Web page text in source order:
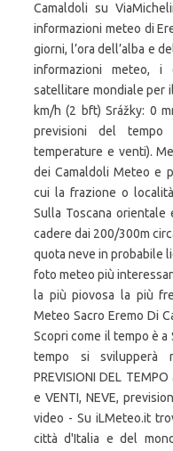
Camaldoli su
informazioni meteo di
giorni, l’ora dell’alba e
informazioni meteo, i
satellitare mondiale per
km/h (2 bft) Srážky: 0
previsioni del tempo
temperature e venti).
dei Camaldoli Meteo e
cui la frazione o
Sulla Toscana
cadere dai 200/300m
quota neve in probabile
foto meteo più
la più piovosa la più
Meteo Sacro Eremo Di
Scopri come il tempo è a
tempo si svilupperà
PREVISIONI DEL
e VENTI, NEVE,
video - Su iLMeteo.it
città d'Italia e del